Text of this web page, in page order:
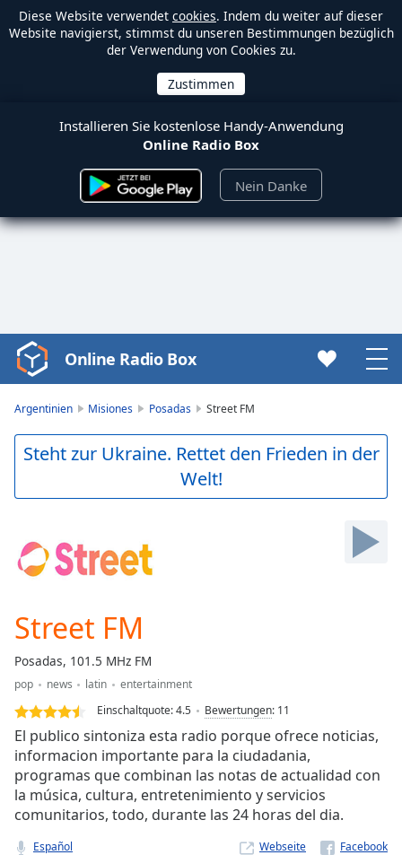
Diese Website verwendet cookies. Indem du weiter auf dieser
Website navigierst, stimmst du unseren Bestimmungen bezüglich
der Verwendung von Cookies zu.
Installieren Sie kostenlose Handy-Anwendung
Online Radio Box
Nein Danke
Video
Player
Play
Video
Skip
Forward
Mute
Loaded:
0.00%
Stream
Type
LIVE
Seek to
live,
currently
behind
live LIVE
Remaining
Time-
Online Radio Box
Argentinien Misiones Posadas Street FM
Steht zur Ukraine. Rettet den Frieden in der
Welt!
Street FM
Posadas, 101.5 MHz FM
pop news latin
entertainment
Einschaltquote:4.5 Bewertungen: 11
El publico sintoniza esta radio porque ofrece noticias,
informacion importante para la ciudadania,
programas que combinan las notas de actualidad con
la música, cultura, entretenimiento y servicios
comunitarios, todo, durante las 24 horas del dia.
Español Webseite